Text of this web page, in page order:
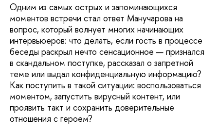
Одним из самых острых и запоминающихся
моментов встречи стал ответ Манучарова на
вопрос, который волнует многих начинающих
интервьюеров: что делать, если гость в процессе
беседы раскрыл нечто сенсационное — признался
в скандальном поступке, рассказал о запретной
теме или выдал конфиденциальную информацию?
Как поступить в такой ситуации: воспользоваться
моментом, запустить вирусный контент, или
проявить такт и сохранить доверительные
отношения с героем?